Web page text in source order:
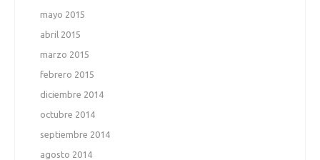
mayo 2015
abril 2015
marzo 2015
febrero 2015
diciembre 2014
octubre 2014
septiembre 2014
agosto 2014